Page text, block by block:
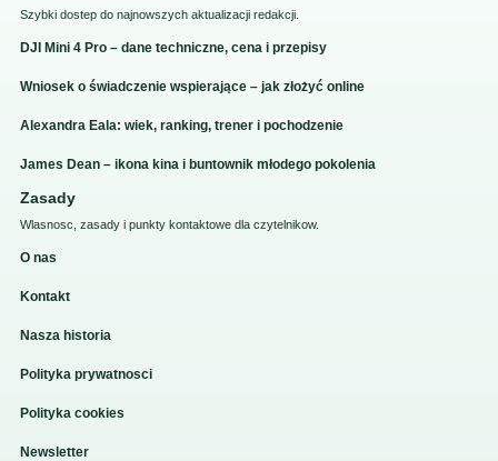
Szybki dostep do najnowszych aktualizacji redakcji.
DJI Mini 4 Pro – dane techniczne, cena i przepisy
Wniosek o świadczenie wspierające – jak złożyć online
Alexandra Eala: wiek, ranking, trener i pochodzenie
James Dean – ikona kina i buntownik młodego pokolenia
Zasady
Wlasnosc, zasady i punkty kontaktowe dla czytelnikow.
O nas
Kontakt
Nasza historia
Polityka prywatnosci
Polityka cookies
Newsletter